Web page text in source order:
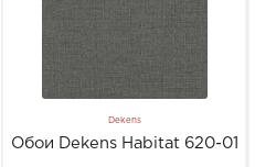
Dekens
Обои Dekens Habitat 620-01